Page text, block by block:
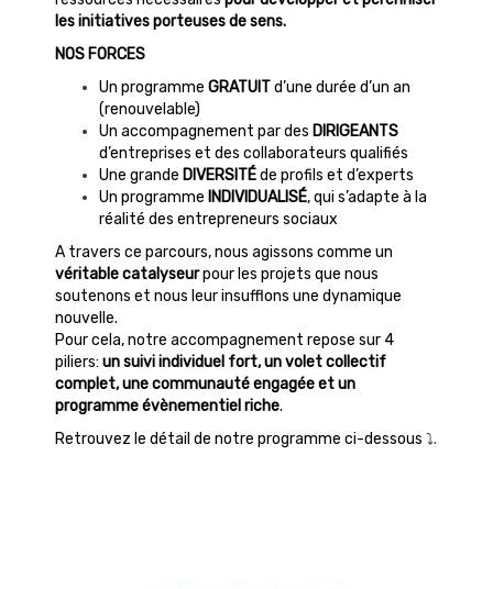
les initiatives porteuses de sens.
NOS FORCES
Un programme GRATUITd’une durée d’un an
(renouvelable)
Un accompagnement par des DIRIGEANTS
d’entreprises et des collaborateurs qualifiés
Une grande DIVERSITÉde profils et d’experts
Un programme INDIVIDUALISÉ, qui s’adapte à la
réalité des entrepreneurs sociaux
A travers ce parcours, nous agissons comme un
véritable catalyseurpour les projets que nous
soutenons et nous leur insufflons une dynamique
nouvelle.
Pour cela, notre accompagnement repose sur 4
piliers: un suivi individuel fort, un volet collectif
complet, une communauté engagée et un
programme évènementiel riche.
Retrouvez le détail de notre programme ci-dessous ⤵️.